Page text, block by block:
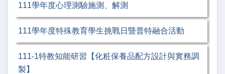
111學年度心理測驗施測、解測
111學年度特殊教育學生挑戰日暨普特融合活動
111-1特教知能研習【化粧保養品配方設計與實務調
製】